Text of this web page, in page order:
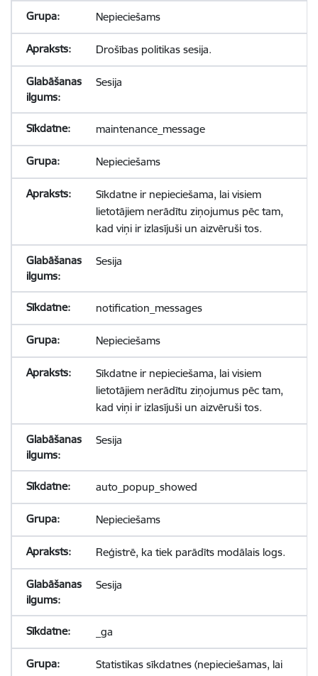
Nepieciešams
Drošības politikas sesija.
Sesija
maintenance_message
Nepieciešams
Sīkdatne ir nepieciešama, lai visiem
lietotājiem nerādītu ziņojumus pēc tam,
kad viņi ir izlasījuši un aizvēruši tos.
Sesija
notification_messages
Nepieciešams
Sīkdatne ir nepieciešama, lai visiem
lietotājiem nerādītu ziņojumus pēc tam,
kad viņi ir izlasījuši un aizvēruši tos.
Sesija
auto_popup_showed
Nepieciešams
Reģistrē, ka tiek parādīts modālais logs.
Sesija
_ga
Statistikas sīkdatnes (nepieciešamas, lai